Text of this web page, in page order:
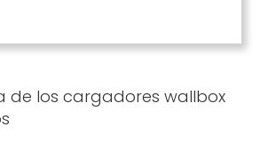
de los cargadores wallbox